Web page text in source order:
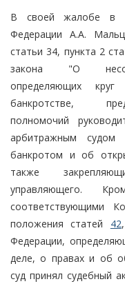
В своей жалобе в
Федерации А.А.
статьи 34, пункта 2
закона "О
определяющих
банкротстве,
полномочий
арбитражным судом
банкротом и об
также
управляющего.
соответствующими
положения статей 42,
Федерации,
деле, о правах и об
суд принял судебный